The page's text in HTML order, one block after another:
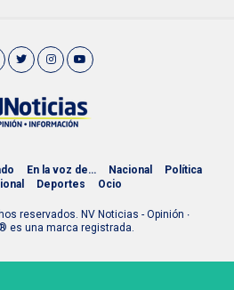
En la voz de… Nacional
Política
Deportes Ocio
reservados. NV Noticias - Opinión ∙
es una marca registrada.